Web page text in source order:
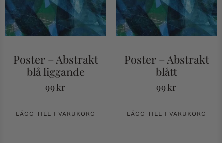
Poster – Abstrakt
blå liggande
99kr
LÄGG TILL I VARUKORG
Poster – Abstrakt
blått
99kr
LÄGG TILL I VARUKORG